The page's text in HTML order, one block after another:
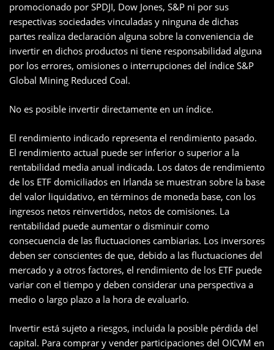
promocionado por SPDJI, Dow Jones, S&P ni por sus
respectivas sociedades vinculadas y ninguna de dichas
partes realiza declaración alguna sobre la conveniencia de
invertir en dichos productos ni tiene responsabilidad alguna
por los errores, omisiones o interrupciones del índice S&P
Global Mining Reduced Coal.
No es posible invertir directamente en un índice.
El rendimiento indicado representa el rendimiento pasado.
El rendimiento actual puede ser inferior o superior a la
rentabilidad media anual indicada. Los datos de rendimiento
de los ETF domiciliados en Irlanda se muestran sobre la base
del valor liquidativo, en términos de moneda base, con los
ingresos netos reinvertidos, netos de comisiones. La
rentabilidad puede aumentar o disminuir como
consecuencia de las fluctuaciones cambiarias. Los inversores
deben ser conscientes de que, debido a las fluctuaciones del
mercado y a otros factores, el rendimiento de los ETF puede
variar con el tiempo y deben considerar una perspectiva a
medio o largo plazo a la hora de evaluarlo.
Invertir está sujeto a riesgos, incluida la posible pérdida del
capital. Para comprar y vender participaciones del OICVM en